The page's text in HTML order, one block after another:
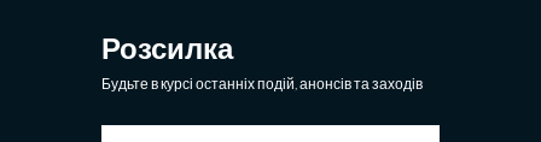
Розсилка
Будьте в курсі останніх подій, анонсів та заходів